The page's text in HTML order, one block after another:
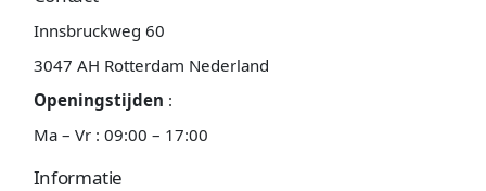
Innsbruckweg 60
3047 AH Rotterdam Nederland
Openingstijden :
Ma – Vr : 09:00 – 17:00
Informatie